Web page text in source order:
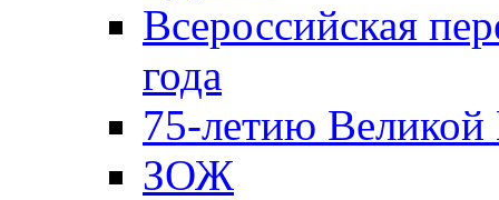
Всероссийская
года
75-летию
ЗОЖ